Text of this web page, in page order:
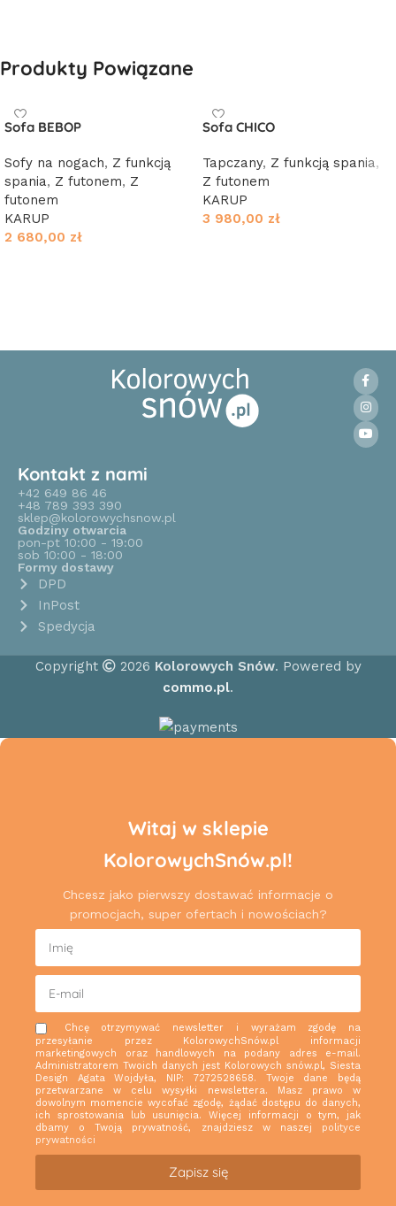
Produkty Powiązane
Sofa BEBOP
Sofy na nogach, Z funkcją
spania, Z futonem, Z
futonem
KARUP
2 680,00 zł
Sofa CHICO
Tapczany, Z funkcją spania,
Z futonem
KARUP
3 980,00 zł
Kontakt z nami
+42 649 86 46
+48 789 393 390
sklep@kolorowychsnow.pl
Godziny otwarcia
pon-pt 10:00 - 19:00
sob 10:00 - 18:00
Formy dostawy
DPD
InPost
Spedycja
Copyright 2026 Kolorowych Snów. Powered by
commo.pl.
Witaj w sklepie
KolorowychSnów.pl!
Chcesz jako pierwszy dostawać informacje o
promocjach, super ofertach i nowościach?
Chcę otrzymywać newsletter i wyrażam zgodę na
przesyłanie przez KolorowychSnów.pl informacji
marketingowych oraz handlowych na podany adres e-mail.
Administratorem Twoich danych jest Kolorowych snów.pl, Siesta
Design Agata Wojdyła, NIP: 7272528658. Twoje dane będą
przetwarzane w celu wysyłki newslettera. Masz prawo w
dowolnym momencie wycofać zgodę, żądać dostępu do danych,
ich sprostowania lub usunięcia. Więcej informacji o tym, jak
dbamy o Twoją prywatność, znajdziesz w naszej polityce
prywatności
Zapisz się